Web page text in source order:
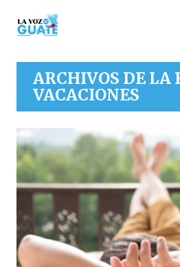
ARCHIVOS DE LA
VACACIONES